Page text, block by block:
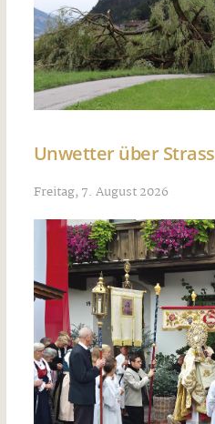
Unwetter über Strass
Freitag, 7. August 2026